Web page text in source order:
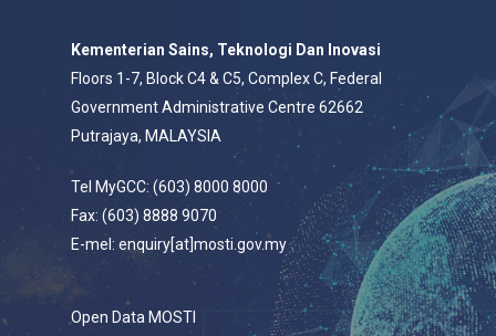
Kementerian Sains, Teknologi Dan Inovasi
Floors 1-7, Block C4 & C5, Complex C, Federal
Government Administrative Centre 62662
Putrajaya, MALAYSIA
Tel MyGCC: (603) 8000 8000
Fax: (603) 8888 9070
E-mel: enquiry[at]mosti.gov.my
Open Data MOSTI